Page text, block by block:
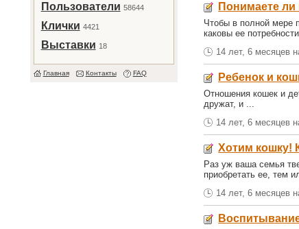
Пользователи 58644
Клички 4421
Выставки 18
Главная Контакты FAQ
Понимаете
Чтобы в полной мере
каковы ее
14 лет, 6 месяцев
Ребенок и
Отношения кошек и
дружат, и ...
14 лет, 6 месяцев
Хотим кошку!
Раз уж ваша семья
приобретать ее, тем
14 лет, 6 месяцев